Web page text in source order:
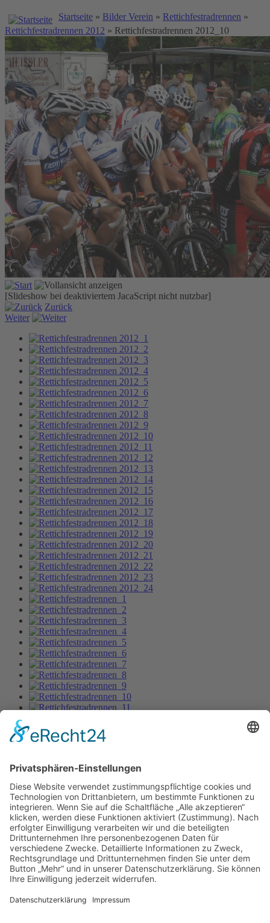
Startseite » Bilder Verein » Rettichfestradrennen »
Rettichfestradrennen 2012 » Rettichfestradrennen 2012_10
[Slideshow bei deaktiviertem JacaScript nicht nutzbar]
Zurück
Weiter
Rettichfestradrennen 2012_10
Bild-Informationen
Aktuelle Seite:
Bildergalerie